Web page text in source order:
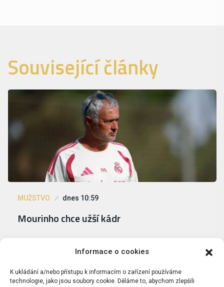
Informace o cookies
K ukládání a/nebo přístupu k informacím o zařízení používáme
technologie, jako jsou soubory cookie. Děláme to, abychom zlepšili
Související články
MUŽSTVO dnes 10:59
Mourinho chce užší kádr
Portugalec chce mít k dispozici přibližně 20 hráčů a
deník MARCA spočítal, že…